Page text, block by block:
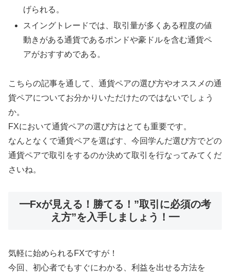
げられる。
スイングトレードでは、取引量が多くある程度の値
動きがある通貨であるポンドや豪ドルを含む通貨ペ
アがおすすめである。
こちらの記事を通して、通貨ペアの選び方やオススメの通
貨ペアについてお分かりいただけたのではないでしょう
か。
FXにおいて通貨ペアの選び方はとても重要です。
なんとなくで通貨ペアを選ばす、今回学んだ選び方でどの
通貨ペアで取引をするのか決めて取引を行なってみてくだ
さいね。
━Fxが見える！勝てる！”取引に必須の考
え方”を入手しましょう！━
気軽に始められるFXですが！
今回、初心者でもすぐにわかる、利益を出せる方法を